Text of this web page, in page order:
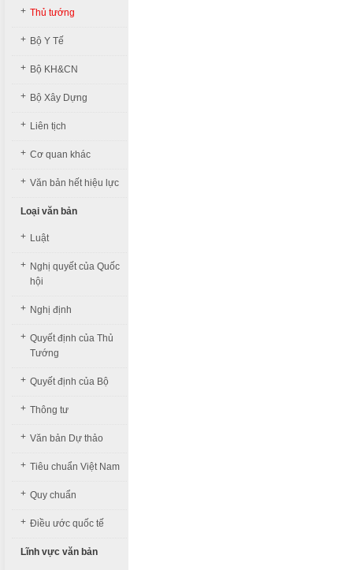
+ Thủ tướng
+ Bộ Y Tế
+ Bộ KH&CN
+ Bộ Xây Dựng
+ Liên tịch
+ Cơ quan khác
+ Văn bản hết hiệu lực
Loại văn bản
+ Luật
+ Nghị quyết của Quốc
hội
+ Nghị định
+ Quyết định của Thủ
Tướng
+ Quyết định của Bộ
+ Thông tư
+ Văn bản Dự thảo
+ Tiêu chuẩn Việt Nam
+ Quy chuẩn
+ Điều ước quốc tế
Lĩnh vực văn bản